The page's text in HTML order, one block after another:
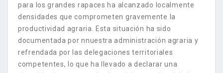
para los grandes rapaces ha alcanzado localmente
densidades que comprometen gravemente la
productividad agraria. Esta situación ha sido
documentada por nnuestra administración agraria y
refrendada por las delegaciones territoriales
competentes, lo que ha llevado a declarar una